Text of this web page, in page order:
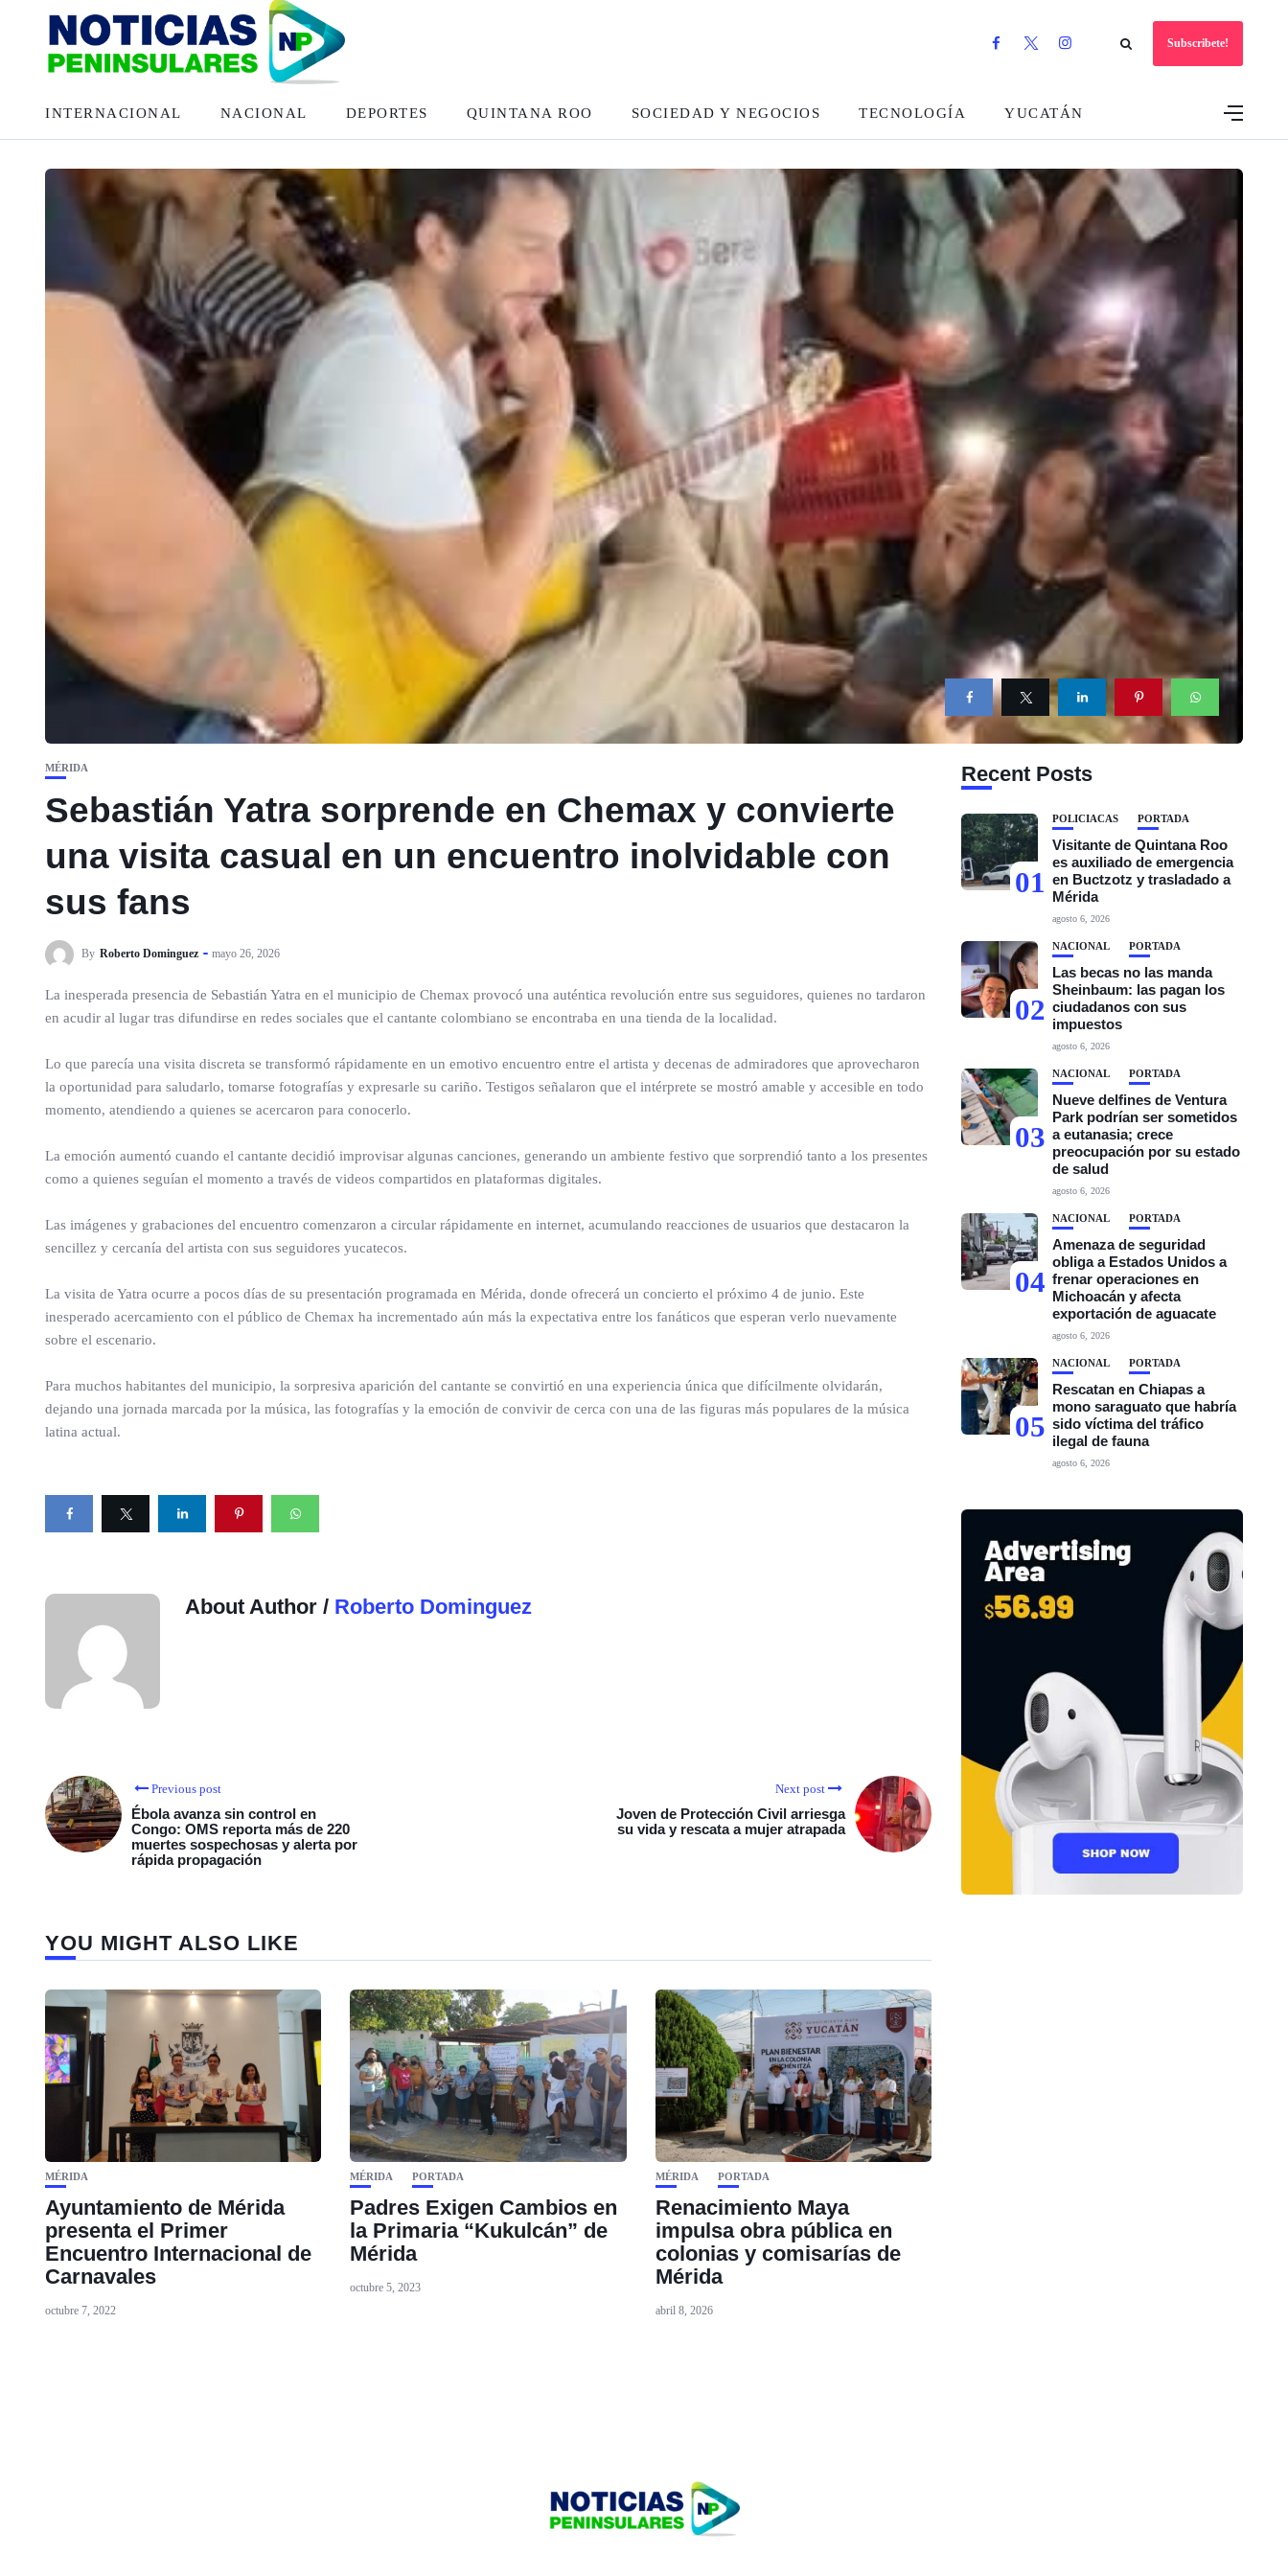
Subscribete!
INTERNACIONAL NACIONAL DEPORTES QUINTANA ROO SOCIEDAD Y NEGOCIOS TECNOLOGÍA YUCATÁN
MÉRIDA
Sebastián Yatra sorprende en Chemax y convierte
una visita casual en un encuentro inolvidable con
sus fans
By Roberto Dominguez mayo 26, 2026
La inesperada presencia de Sebastián Yatra en el municipio de Chemax provocó una auténtica revolución entre sus seguidores, quienes no tardaron
en acudir al lugar tras difundirse en redes sociales que el cantante colombiano se encontraba en una tienda de la localidad.
Lo que parecía una visita discreta se transformó rápidamente en un emotivo encuentro entre el artista y decenas de admiradores que aprovecharon
la oportunidad para saludarlo, tomarse fotografías y expresarle su cariño. Testigos señalaron que el intérprete se mostró amable y accesible en todo
momento, atendiendo a quienes se acercaron para conocerlo.
La emoción aumentó cuando el cantante decidió improvisar algunas canciones, generando un ambiente festivo que sorprendió tanto a los presentes
como a quienes seguían el momento a través de videos compartidos en plataformas digitales.
Las imágenes y grabaciones del encuentro comenzaron a circular rápidamente en internet, acumulando reacciones de usuarios que destacaron la
sencillez y cercanía del artista con sus seguidores yucatecos.
La visita de Yatra ocurre a pocos días de su presentación programada en Mérida, donde ofrecerá un concierto el próximo 4 de junio. Este
inesperado acercamiento con el público de Chemax ha incrementado aún más la expectativa entre los fanáticos que esperan verlo nuevamente
sobre el escenario.
Para muchos habitantes del municipio, la sorpresiva aparición del cantante se convirtió en una experiencia única que difícilmente olvidarán,
dejando una jornada marcada por la música, las fotografías y la emoción de convivir de cerca con una de las figuras más populares de la música
latina actual.
About Author / Roberto Dominguez
Previous post
Ébola avanza sin control en
Congo: OMS reporta más de 220
muertes sospechosas y alerta por
rápida propagación
Next post
Joven de Protección Civil arriesga
su vida y rescata a mujer atrapada
YOU MIGHT ALSO LIKE
MÉRIDA
Ayuntamiento de Mérida
presenta el Primer
Encuentro Internacional de
Carnavales
octubre 7, 2022
MÉRIDA PORTADA
Padres Exigen Cambios en
la Primaria “Kukulcán” de
Mérida
octubre 5, 2023
MÉRIDA PORTADA
Renacimiento Maya
impulsa obra pública en
colonias y comisarías de
Mérida
abril 8, 2026
Recent Posts
01
POLICIACAS PORTADA
Visitante de Quintana Roo
es auxiliado de emergencia
en Buctzotz y trasladado a
Mérida
agosto 6, 2026
02
NACIONAL PORTADA
Las becas no las manda
Sheinbaum: las pagan los
ciudadanos con sus
impuestos
agosto 6, 2026
03
NACIONAL PORTADA
Nueve delfines de Ventura
Park podrían ser sometidos
a eutanasia; crece
preocupación por su estado
de salud
agosto 6, 2026
04
NACIONAL PORTADA
Amenaza de seguridad
obliga a Estados Unidos a
frenar operaciones en
Michoacán y afecta
exportación de aguacate
agosto 6, 2026
05
NACIONAL PORTADA
Rescatan en Chiapas a
mono saraguato que habría
sido víctima del tráfico
ilegal de fauna
agosto 6, 2026